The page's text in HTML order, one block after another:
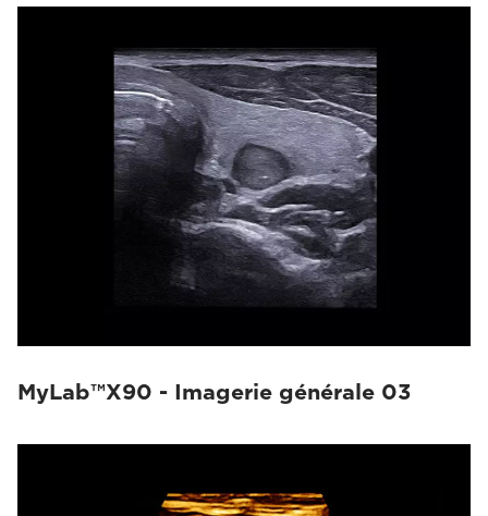
MyLab™X90 - Imagerie générale 03